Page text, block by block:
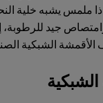
ملمس يشبه خلية
جيد
الشبكية